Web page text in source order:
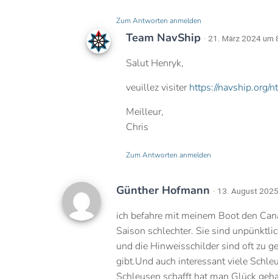
Zum Antworten anmelden
Team NavShip · 21. März 2024 um
Salut Henryk,
veuillez visiterhttps://navship.org/
Meilleur,
Chris
Zum Antworten anmelden
Günther Hofmann · 13. August
ich befahre mit meinem Boot den
Saison schlechter. Sie sind
und die Hinweisschilder sind oft zu
gibt.Und auch interessant viele